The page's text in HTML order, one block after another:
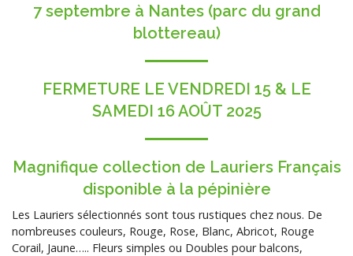
7 septembre à Nantes (parc du grand
blottereau)
FERMETURE LE VENDREDI 15 & LE
SAMEDI 16 AOÛT 2025
Magnifique collection de Lauriers Français
disponible à la pépinière
Les Lauriers sélectionnés sont tous rustiques chez nous. De
nombreuses couleurs, Rouge, Rose, Blanc, Abricot, Rouge
Corail, Jaune….. Fleurs simples ou Doubles pour balcons,